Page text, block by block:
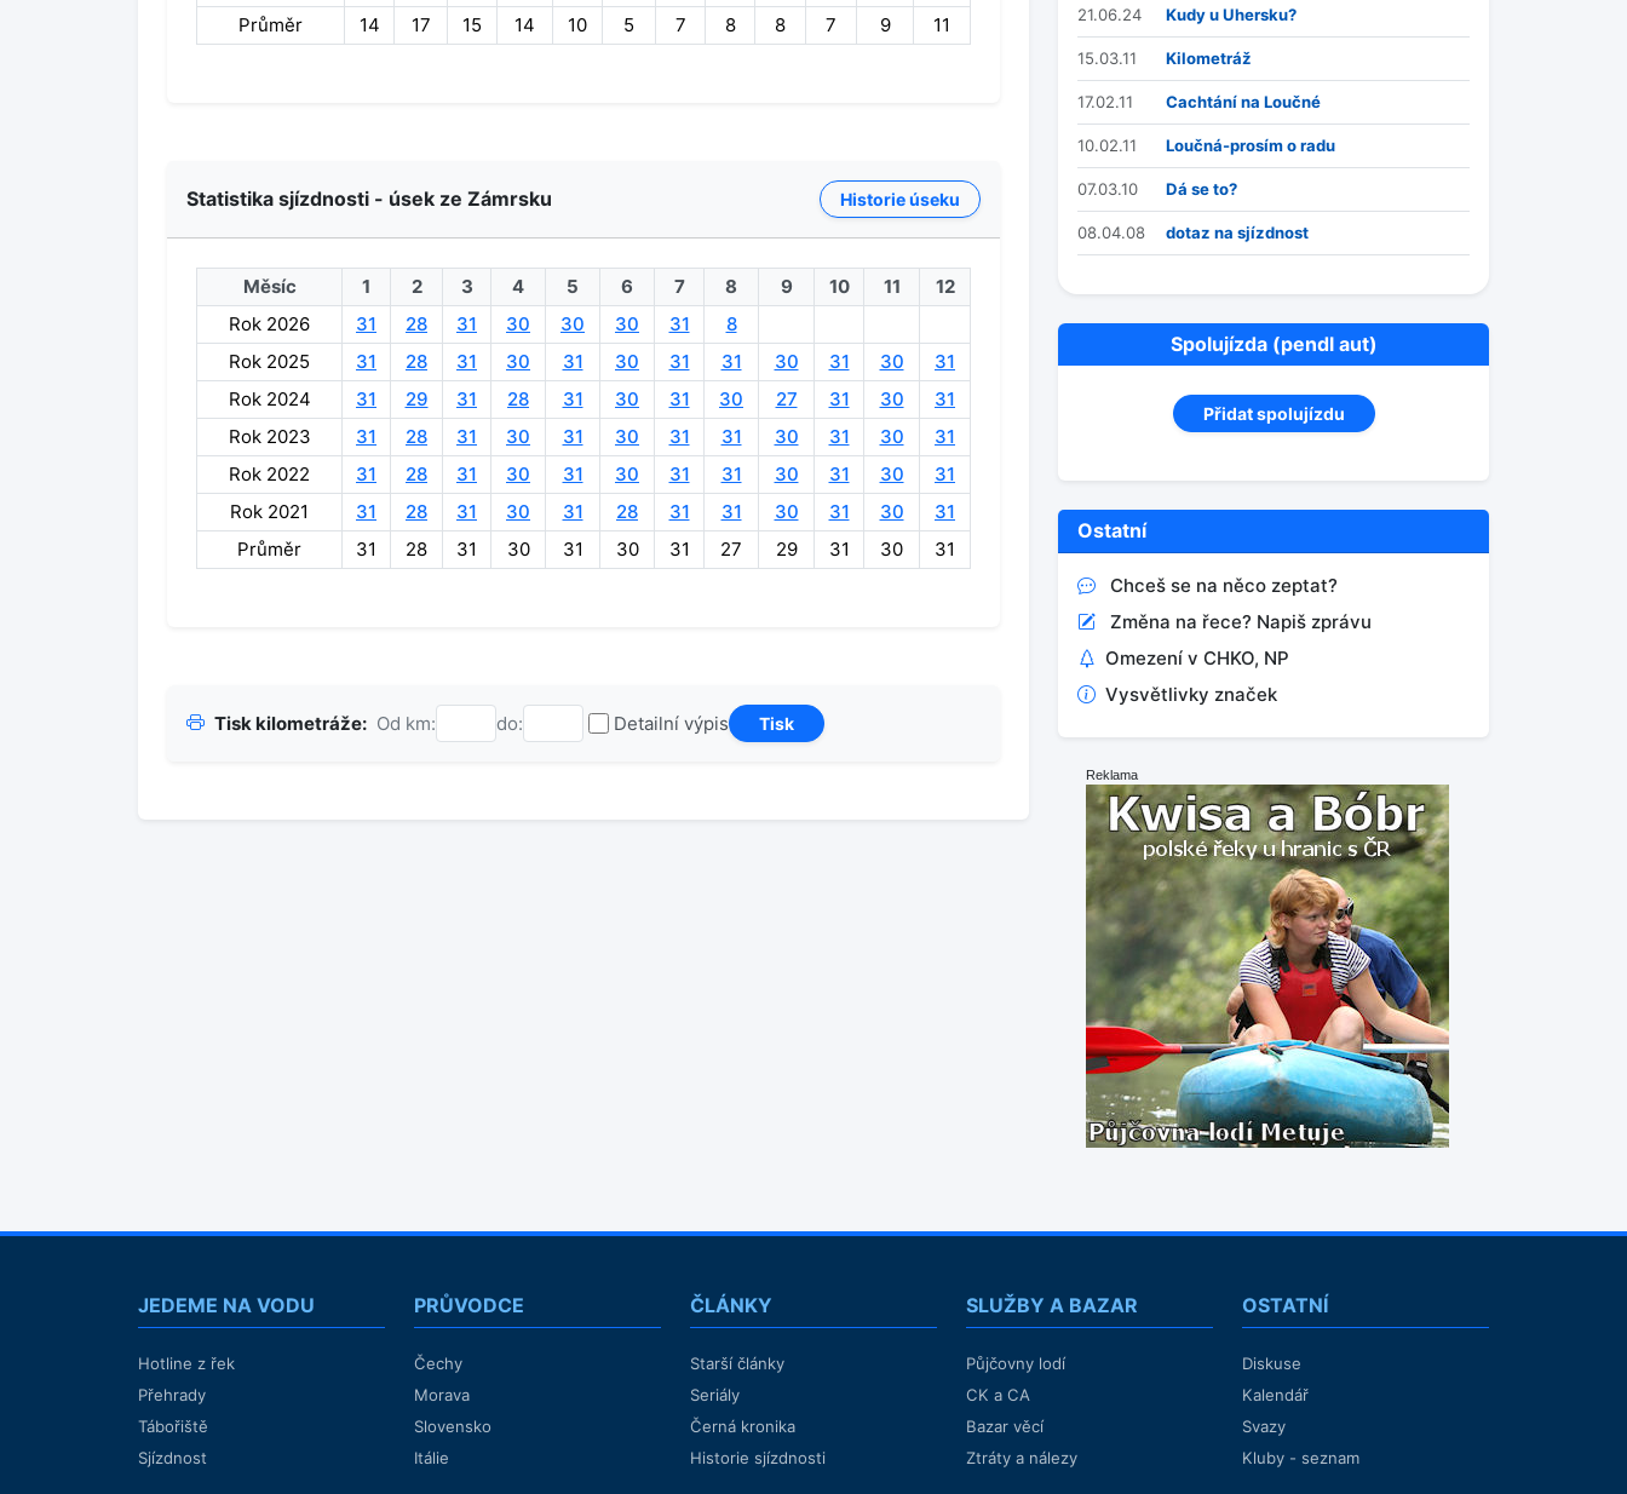
Průměr
14 17 15 14 10 5 7 8 8 7 9 11
Statistika sjízdnosti - úsek ze Zámrsku Historie úseku
Měsíc 1 2 3 4 5 6 7 8 9 10 11
12
Rok 2026
31 28 31 30 30 30 31
8
Rok 2025
31 28 31 30 31 30 31 31 30 31 30
31
Rok 2024
31 29 31 28 31 30 31 30 27 31 30
31
Rok 2023
31 28 31 30 31 30 31 31 30 31 30
31
Rok 2022
31 28 31 30 31 30 31 31 30 31 30
31
Rok 2021
31 28 31 30 31 28 31 31 30 31 30
31
Průměr
31 28 31 30 31 30 31 27 29 31 30 31
Tisk kilometráže: Od km: do: Detailní výpis
21.06.24 Kudy u Uhersku?
15.03.11 Kilometráž
17.02.11 Cachtání na Loučné
10.02.11 Loučná-prosím o radu
07.03.10 Dá se to?
08.04.08 dotaz na sjízdnost
Spolujízda (pendl aut)
Přidat spolujízdu
Ostatní
Chceš se na něco zeptat?
Změna na řece? Napiš zprávu
Omezení v CHKO, NP
Vysvětlivky značek
Reklama
JEDEME NA VODU
Hotline z řek
Přehrady
Tábořiště
Sjízdnost
PRŮVODCE
Čechy
Morava
Slovensko
Itálie
ČLÁNKY
Starší články
Seriály
Černá kronika
Historie sjízdnosti
SLUŽBY A BAZAR
Půjčovny lodí
CK a CA
Bazar věcí
Ztráty a nálezy
OSTATNÍ
Diskuse
Kalendář
Svazy
Kluby - seznam